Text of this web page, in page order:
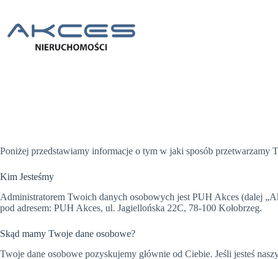
treści
Poniżej przedstawiamy informacje o tym w jaki sposób przetwarzamy
Kim Jesteśmy
Administratorem Twoich danych osobowych jest PUH Akces (dalej
pod adresem: PUH Akces, ul. Jagiellońska 22C, 78-100 Kołobrzeg.
Skąd mamy Twoje dane osobowe?
Twoje dane osobowe pozyskujemy głównie od Ciebie. Jeśli jesteś